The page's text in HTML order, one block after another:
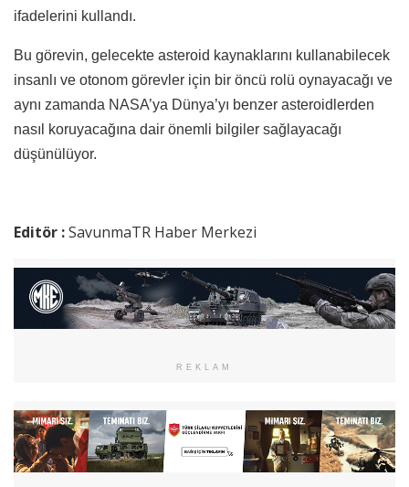
ifadelerini kullandı.
Bu görevin, gelecekte asteroid kaynaklarını kullanabilecek
insanlı ve otonom görevler için bir öncü rolü oynayacağı ve
aynı zamanda NASA’ya Dünya’yı benzer asteroidlerden
nasıl koruyacağına dair önemli bilgiler sağlayacağı
düşünülüyor.
Editör :SavunmaTR Haber Merkezi
REKLAM